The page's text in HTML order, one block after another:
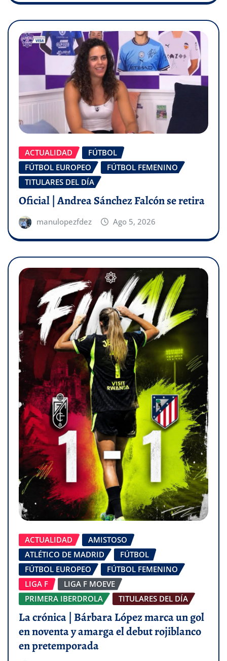
ACTUALIDAD
FÚTBOL
FÚTBOL EUROPEO
FÚTBOL FEMENINO
TITULARES DEL DÍA
Oficial | Andrea Sánchez Falcón se retira
manulopezfdez Ago 5, 2026
ACTUALIDAD
AMISTOSO
ATLÉTICO DE MADRID
FÚTBOL
FÚTBOL EUROPEO
FÚTBOL FEMENINO
LIGA F
LIGA F MOEVE
PRIMERA IBERDROLA
TITULARES DEL DÍA
La crónica | Bárbara López marca un gol
en noventa y amarga el debut rojiblanco
en pretemporada